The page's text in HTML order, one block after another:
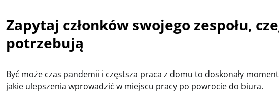
Zapytaj członków swojego zespołu,
potrzebują
Być może czas pandemii i częstsza praca z domu to doskonały
jakie ulepszenia wprowadzić w miejscu pracy po powrocie do biura.